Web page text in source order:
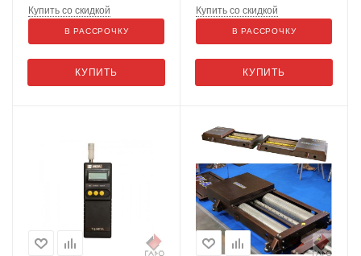
КУПИТЬ
Купить со скидкой
В РАССРОЧКУ
КУПИТЬ
Купить со скидкой
В РАССРОЧКУ